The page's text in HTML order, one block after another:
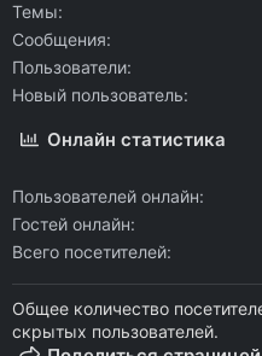
Темы
Сообщения
Пользователи
Новый пользователь
Онлайн статистика
Пользователей онлайн
Гостей онлайн
Всего посетителей
Общее количество
скрытых пользователей.